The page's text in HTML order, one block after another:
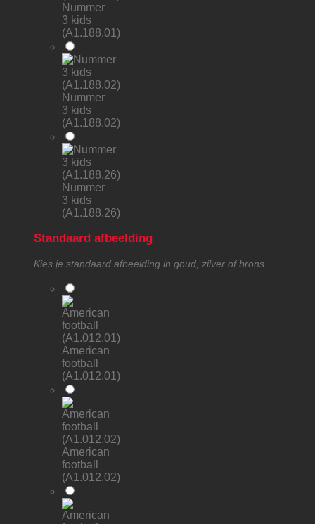
Nummer
3 kids
(A1.188.01)
Nummer
3 kids
(A1.188.02)
Nummer
3 kids
(A1.188.26)
Standaard afbeelding
Kies je standaard afbeelding in goud, zilver of brons.
American
football
(A1.012.01)
American
football
(A1.012.02)